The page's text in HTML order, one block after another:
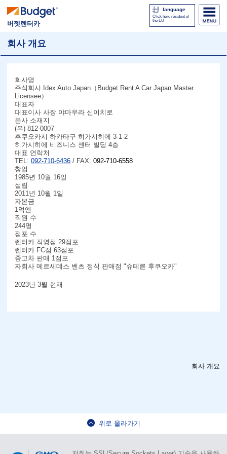
버젯렌터카
language
Click here resident of
the EU
회사 개요
회사명
주식회사 Idex Auto Japan（Budget Rent A Car Japan Master
Licensee）
대표자
대표이사 사장 야마우라 신이치로
본사 소재지
(우) 812-0007
후쿠오카시 하카타구 히가시히에 3-1-2
히가시히에 비즈니스 센터 빌딩 4층
대표 연락처
TEL: 092-710-6436 / FAX: 092-710-6558
창업
1985년 10월 16일
설립
2011년 10월 1일
자본금
1억엔
직원 수
244명
점포 수
렌터카 직영점 29점포
렌터카 FC점 63점포
중고차 판매 1점포
자회사 메르세데스 벤츠 정식 판매점 "슈테른 후쿠오카"
2023년 3월 현재
회사 개요
위로 올라가기